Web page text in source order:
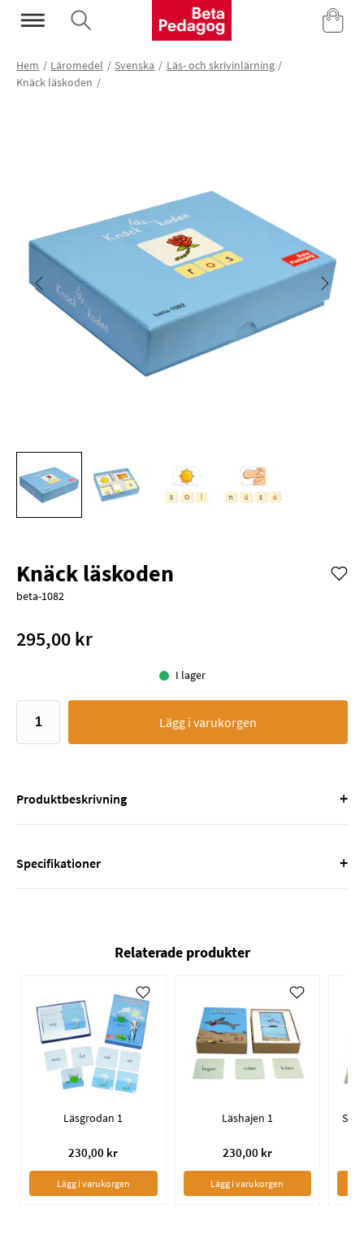
Mina Sidor
Hem Läromedel Svenska
Läs- och skrivinlärning
Knäck läskoden
Knäck läskoden
beta-1082
295,00 kr
I lager
Lägg i varukorgen
Produktbeskrivning +
Specifikationer +
Relaterade produkter
Läsgrodan 1
230,00 kr
Lägg i varukorgen
Läshajen 1
230,00 kr
Lägg i varukorgen